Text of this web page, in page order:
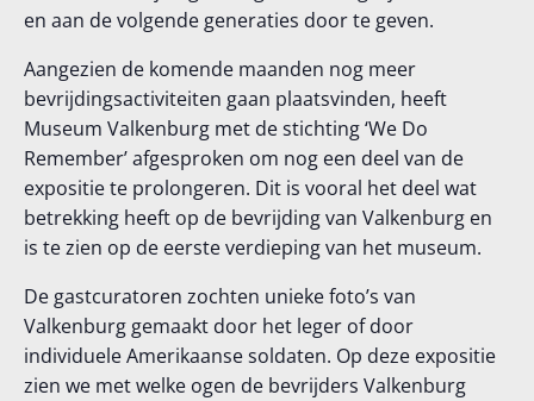
en aan de volgende generaties door te geven.
Aangezien de komende maanden nog meer
bevrijdingsactiviteiten gaan plaatsvinden, heeft
Museum Valkenburg met de stichting ‘We Do
Remember’ afgesproken om nog een deel van de
expositiete prolongeren. Dit is vooral het deel wat
betrekking heeft op de bevrijding van Valkenburg en
is te zien op de eerste verdieping van het museum.
De gastcuratoren zochten unieke foto’s van
Valkenburg gemaakt door het leger of door
individuele Amerikaanse soldaten. Op deze expositie
zien we met welke ogen de bevrijders Valkenburg